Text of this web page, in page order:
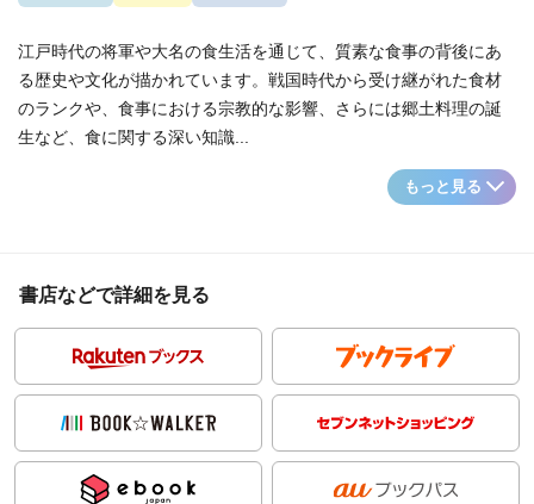
江戸時代の将軍や大名の食生活を通じて、質素な食事の背後にあ
る歴史や文化が描かれています。戦国時代から受け継がれた食材
のランクや、食事における宗教的な影響、さらには郷土料理の誕
生など、食に関する深い知識...
もっと見る
書店などで詳細を見る